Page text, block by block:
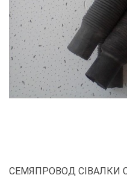
СЕМЯПРОВОД СІВАЛКИ